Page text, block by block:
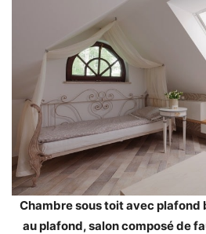
Chambre sous toit avec plafond
au plafond, salon composé de